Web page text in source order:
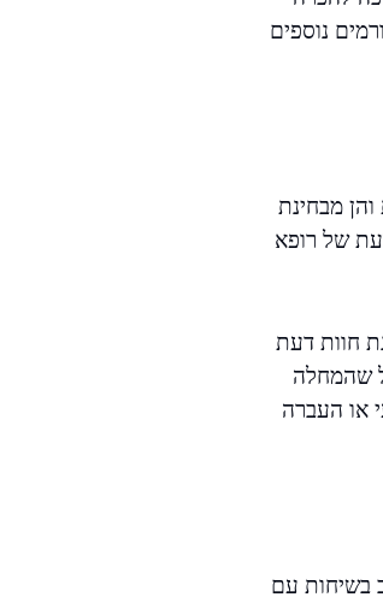
נוספים
מבחינת
של רופא
חוות דעת
שהמחלה
או העברה
בשיחות עם